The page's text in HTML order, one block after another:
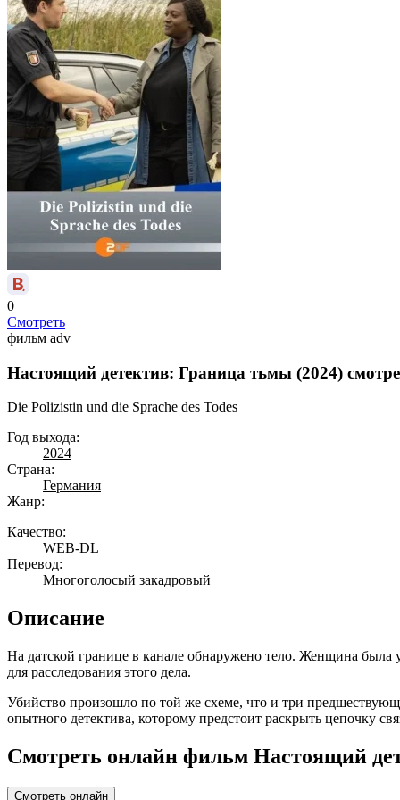
0
Смотреть
фильм adv
Настоящий детектив: Граница тьмы (2024)
Die Polizistin und die Sprache des Todes
Год выхода:
2024
Страна:
Германия
Жанр:
Качество:
WEB-DL
Перевод:
Многоголосый закадровый
Описание
На датской границе в канале обнаружено тело. Женщина
для расследования этого дела.
Убийство произошло по той же схеме, что и три
опытного детектива, которому предстоит раскрыть цепочку
Смотреть онлайн фильм Настоящий
Смотреть онлайн